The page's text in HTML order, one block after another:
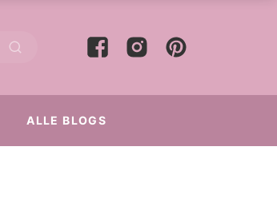
ALLE BLOGS